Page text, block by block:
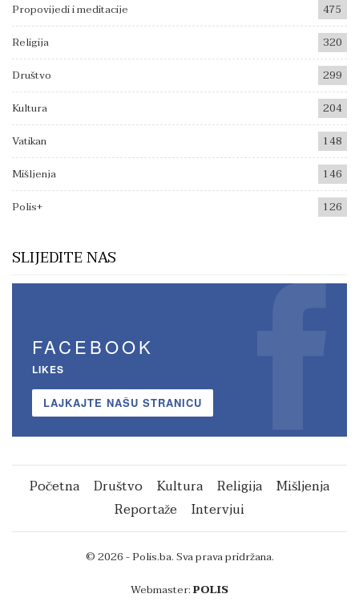
Propovijedi i meditacije
475
Religija
320
Društvo
299
Kultura
204
Vatikan
148
Mišljenja
146
Polis+
126
SLIJEDITE NAS
FACEBOOK
LIKES
LAJKAJTE NAŠU STRANICU
Početna Društvo Kultura Religija
Mišljenja
Reportaže
Intervjui
© 2026 - Polis.ba. Sva prava pridržana.
Webmaster:POLIS